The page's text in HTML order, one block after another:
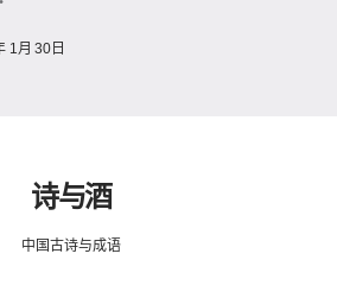
1月 30日
诗与酒
中国古诗与成语